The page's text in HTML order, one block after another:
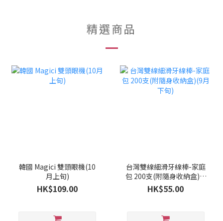
精選商品
韓國 Magici 雙頭眼機(10
月上旬)
HK$109.00
台灣雙線細滑牙線棒-家庭
包 200支(附隨身收納盒)(9
月下旬)
HK$55.00